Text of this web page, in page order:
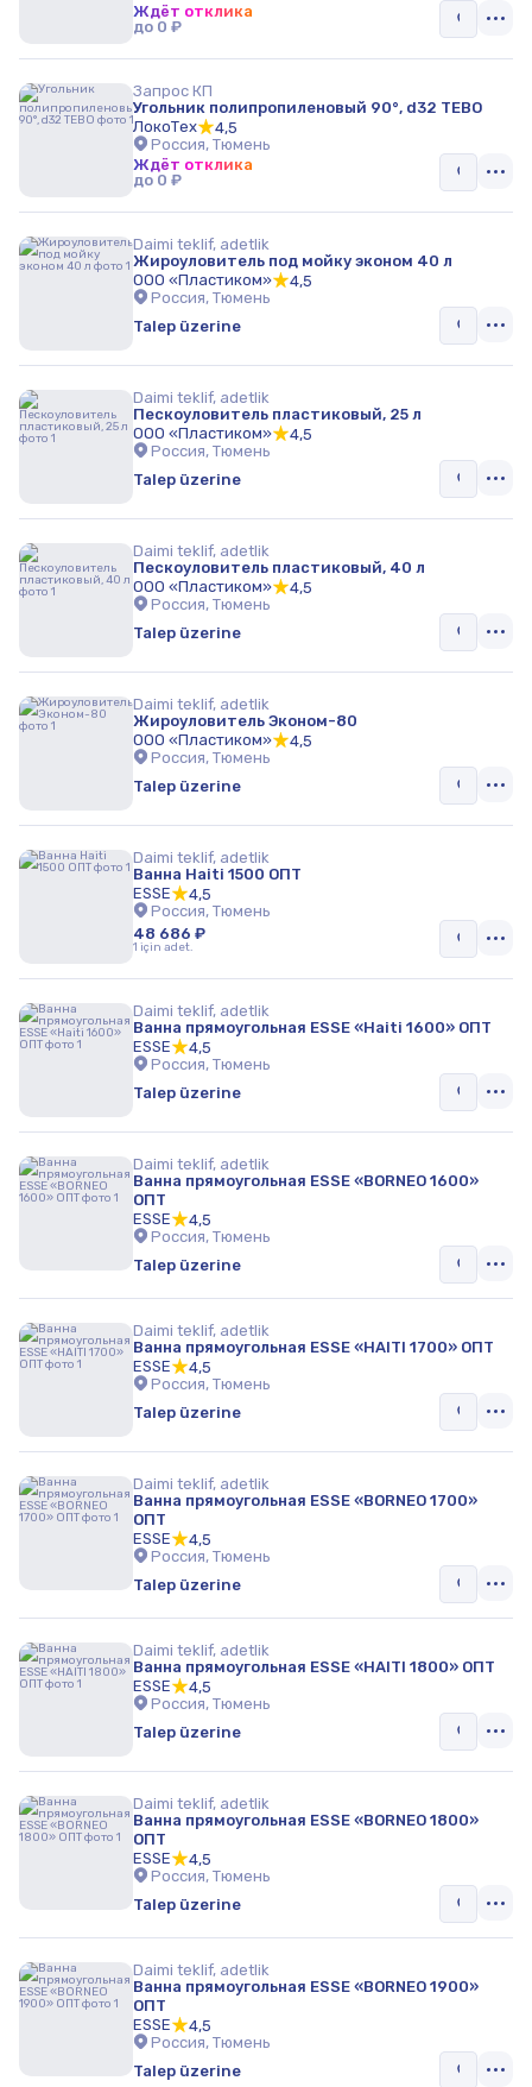
Гидромеханизация
Сантехника
Сантехника и товары для ванной комнаты
Трубы и фитинги
Ждёт отклика
до 0 ₽
Запрос КП
Угольник полипропиленовый 90°, d32 TEBO
ЛокоТех
4,5
Россия, Тюмень
Ждёт отклика
до 0 ₽
Daimi teklif, adetlik
Жироуловитель под мойку эконом 40 л
ООО «Пластиком»
4,5
Россия, Тюмень
Talep üzerine
Daimi teklif, adetlik
Пескоуловитель пластиковый, 25 л
ООО «Пластиком»
4,5
Россия, Тюмень
Talep üzerine
Daimi teklif, adetlik
Пескоуловитель пластиковый, 40 л
ООО «Пластиком»
4,5
Россия, Тюмень
Talep üzerine
Daimi teklif, adetlik
Жироуловитель Эконом-80
ООО «Пластиком»
4,5
Россия, Тюмень
Talep üzerine
Daimi teklif, adetlik
Ванна Haiti 1500 ОПТ
ESSE
4,5
Россия, Тюмень
48 686 ₽
1 için adet.
Daimi teklif, adetlik
Ванна прямоугольная ESSE «Haiti 1600» ОПТ
ESSE
4,5
Россия, Тюмень
Talep üzerine
Daimi teklif, adetlik
Ванна прямоугольная ESSE «BORNEO 1600»
ОПТ
ESSE
4,5
Россия, Тюмень
Talep üzerine
Daimi teklif, adetlik
Ванна прямоугольная ESSE «HAITI 1700» ОПТ
ESSE
4,5
Россия, Тюмень
Talep üzerine
Daimi teklif, adetlik
Ванна прямоугольная ESSE «BORNEO 1700»
ОПТ
ESSE
4,5
Россия, Тюмень
Talep üzerine
Daimi teklif, adetlik
Ванна прямоугольная ESSE «HAITI 1800» ОПТ
ESSE
4,5
Россия, Тюмень
Talep üzerine
Daimi teklif, adetlik
Ванна прямоугольная ESSE «BORNEO 1800»
ОПТ
ESSE
4,5
Россия, Тюмень
Talep üzerine
Daimi teklif, adetlik
Ванна прямоугольная ESSE «BORNEO 1900»
ОПТ
ESSE
4,5
Россия, Тюмень
Talep üzerine